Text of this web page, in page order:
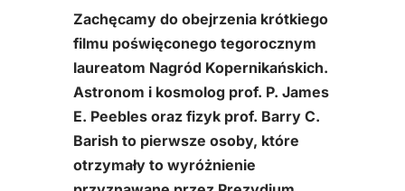
Zachęcamy do obejrzenia krótkiego
filmu poświęconego tegorocznym
laureatom Nagród Kopernikańskich.
Astronom i kosmolog prof. P. James
E. Peebles oraz fizyk prof. Barry C.
Barish to pierwsze osoby, które
otrzymały to wyróżnienie